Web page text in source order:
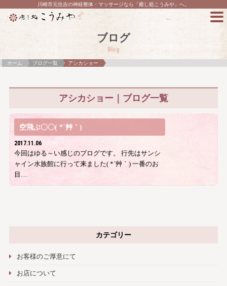
川崎市元住吉の神経整体・マッサージなら「癒し処こうみや」へ。
ブログ
Blog
ホーム ブログ一覧 アシカショー
アシカショー｜ブログ一覧
空飛ぶ〇〇( *´艸｀)
2017.11.06
今回はゆる～い感じのブログです。 行先はサンシ
ャイン水族館に行って来ました( *´艸｀) 一番のお
目…
カテゴリー
お客様のご厚意にて
お店について